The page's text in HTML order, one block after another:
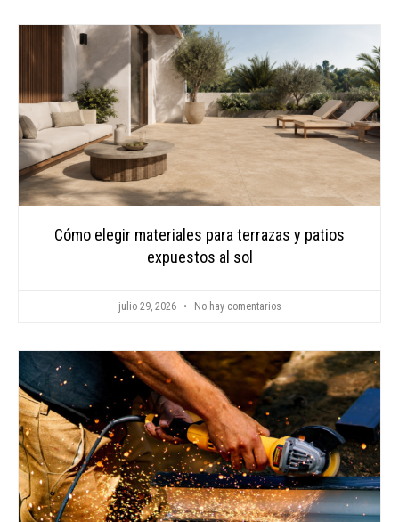
Cómo elegir materiales para terrazas y patios
expuestos al sol
julio 29, 2026 No hay comentarios